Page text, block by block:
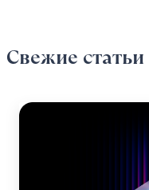
Свежие статьи